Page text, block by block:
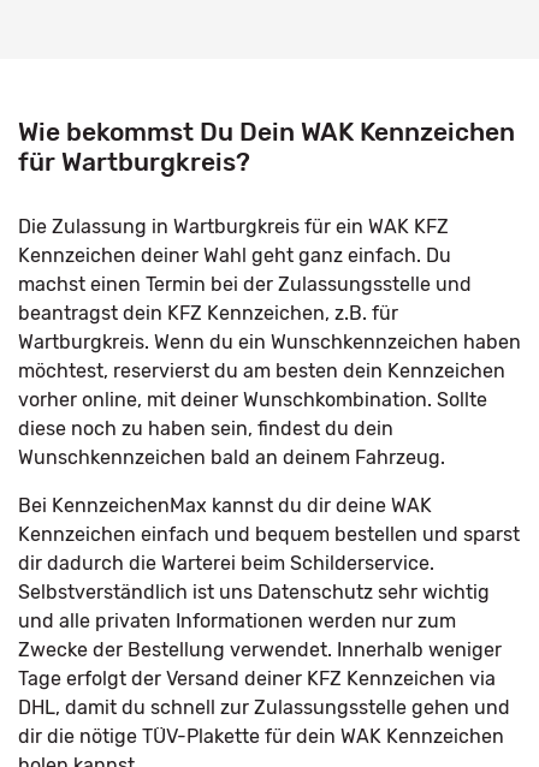
Wie bekommst Du Dein WAK Kennzeichen
für Wartburgkreis?
Die Zulassung in Wartburgkreis für ein WAK KFZ
Kennzeichen deiner Wahl geht ganz einfach. Du
machst einen Termin bei der Zulassungsstelle und
beantragst dein KFZ Kennzeichen, z.B. für
Wartburgkreis. Wenn du ein Wunschkennzeichen haben
möchtest, reservierst du am besten dein Kennzeichen
vorher online, mit deiner Wunschkombination. Sollte
diese noch zu haben sein, findest du dein
Wunschkennzeichen bald an deinem Fahrzeug.
Bei KennzeichenMax kannst du dir deine WAK
Kennzeichen einfach und bequem bestellen und sparst
dir dadurch die Warterei beim Schilderservice.
Selbstverständlich ist uns Datenschutz sehr wichtig
und alle privaten Informationen werden nur zum
Zwecke der Bestellung verwendet. Innerhalb weniger
Tage erfolgt der Versand deiner KFZ Kennzeichen via
DHL, damit du schnell zur Zulassungsstelle gehen und
dir die nötige TÜV-Plakette für dein WAK Kennzeichen